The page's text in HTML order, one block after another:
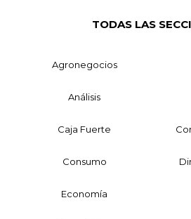
TODAS LAS
Agronegocios
Análisis
Caja Fuerte
Consumo
Economía